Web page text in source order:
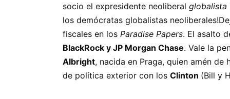
socio el expresidente neoliberal globalista
los demócratas globalistas
fiscales en los Paradise Papers. El asalto
BlackRock y JP Morgan Chase. Vale la
Albright, nacida en Praga, quien amén
de política exterior con los Clinton (Bill y